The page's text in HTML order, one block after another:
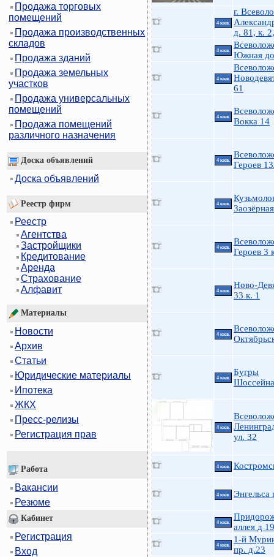
Продажа торговых
помещений
Продажа производственных
складов
Продажа зданий
Продажа земельных
участков
Продажа универсальных
помещений
Продажа помещений
различного назначения
Доска объявлений
Доска объявлений
Реестр фирм
Реестр
Агентства
Застройщики
Кредитование
Аренда
Страхование
Алфавит
Материалы
Новости
Архив
Статьи
Юридические материалы
Ипотека
ЖКХ
Пресс-релизы
Регистрация прав
Работа
Вакансии
Резюме
Кабинет
Регистрация
Вход
4 ккв.
г.
д. 81, к.
4 ккв.
Южная
4 ккв.
61
4 ккв.
Вокка 14
4 ккв.
Героев
4 ккв.
4 ккв.
Героев 3
4 ккв.
Ново-
33 к. 1
4 ккв.
4 ккв.
Бугры
4 ккв.
ул. 32
4 ккв.
4 ккв. Энгельса
4 ккв.
аллея д 19
4 ккв.
1-й
пр. д.23